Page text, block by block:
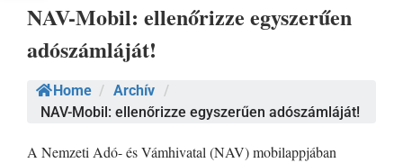
NAV-Mobil: ellenőrizze egyszerűen
adószámláját!
Home / Archív /
NAV-Mobil: ellenőrizze egyszerűen adószámláját!
A Nemzeti Adó- és Vámhivatal (NAV) mobilappjában